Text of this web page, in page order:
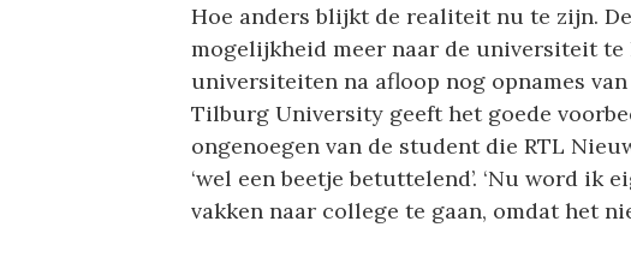
Hoe anders blijkt de realiteit nu te zijn.
mogelijkheid meer naar de universiteit
universiteiten na afloop nog opnames
Tilburg University geeft het goede
ongenoegen van de student die RTL
‘wel een beetje betuttelend’. ‘Nu word ik
vakken naar college te gaan, omdat het